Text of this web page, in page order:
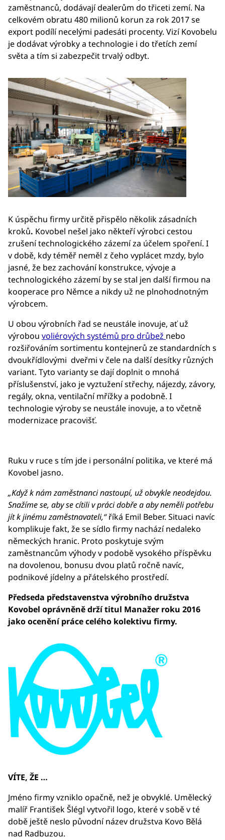
zaměstnanců, dodávají dealerům do třiceti zemí. Na
celkovém obratu 480 milionů korun za rok 2017 se
export podílí necelými padesáti procenty. Vizí Kovobelu
je dodávat výrobky a technologie i do třetích zemí
světa a tím si zabezpečit trvalý odbyt.
K úspěchu firmy určitě přispělo několik zásadních
kroků. Kovobel nešel jako někteří výrobci cestou
zrušení technologického zázemí za účelem spoření. I
v době, kdy téměř neměl z čeho vyplácet mzdy, bylo
jasné, že bez zachování konstrukce, vývoje a
technologického zázemí by se stal jen další firmou na
kooperace pro Němce a nikdy už ne plnohodnotným
výrobcem.
U obou výrobních řad se neustále inovuje, ať už
výrobou voliérových systémů pro drůbež nebo
rozšiřováním sortimentu kontejnerů ze standardních s
dvoukřídlovými dveřmi v čele na další desítky různých
variant. Tyto varianty se dají doplnit o mnohá
příslušenství, jako je vyztužení střechy, nájezdy, závory,
regály, okna, ventilační mřížky a podobně. I
technologie výroby se neustále inovuje, a to včetně
modernizace pracovišť.
Ruku v ruce s tím jde i personální politika, ve které má
Kovobel jasno.
„Když k nám zaměstnanci nastoupí, už obvykle neodejdou.
Snažíme se, aby se cítili v práci dobře a aby neměli potřebu
jít k jinému zaměstnavateli,“říká Emil Beber. Situaci navíc
komplikuje fakt, že se sídlo firmy nachází nedaleko
německých hranic. Proto poskytuje svým
zaměstnancům výhody v podobě vysokého příspěvku
na dovolenou, bonusu dvou platů ročně navíc,
podnikové jídelny a přátelského prostředí.
Předseda představenstva výrobního družstva
Kovobel oprávněně drží titul Manažer roku 2016
jako ocenění práce celého kolektivu firmy.
VÍTE, ŽE …
Jméno firmy vzniklo opačně, než je obvyklé. Umělecký
malíř František Šlégl vytvořil logo, které v sobě v té
době ještě neslo původní název družstva Kovo Bělá
nad Radbuzou.